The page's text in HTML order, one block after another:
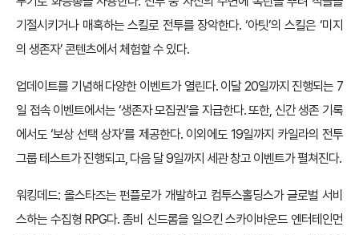
기절시키거나 매혹하는 스킬로 전투를 장악한다. ‘아팃’의 스킬은 ‘미지
의 생존자’ 콘텐츠에서 체험할 수 있다.
업데이트를 기념해 다양한 이벤트가 열린다. 이달 20일까지 진행되는 7
일 접속 이벤트에서는 ‘생존자 모집권’을 지급한다. 또한, 신간 생존 기록
에서도 ‘보상 선택 상자’를 제공한다. 이외에도 19일까지 카일라의 전투
그룹 테스트가 진행되고, 다음 달 9일까지 세관 창고 이벤트가 펼쳐진다.
워킹데드: 올스타즈는 펀플로가 개발하고 컴투스홀딩스가 글로벌 서비
스하는 수집형 RPG다. 좀비 신드롬을 일으킨 스카이바운드 엔터테인먼